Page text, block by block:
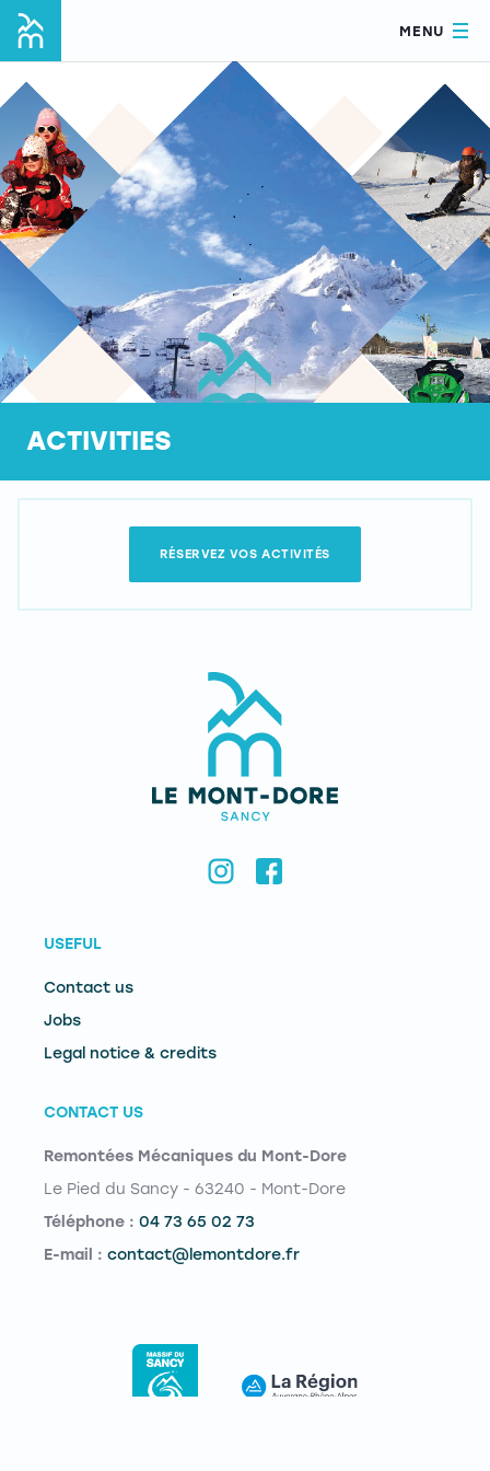
MENU
ACTIVITIES
RÉSERVEZ VOS ACTIVITÉS
USEFUL
Contact us
Jobs
Legal notice & credits
CONTACT US
Remontées Mécaniques du Mont-Dore
Le Pied du Sancy - 63240 - Mont-Dore
Téléphone : 04 73 65 02 73
E-mail : contact@lemontdore.fr